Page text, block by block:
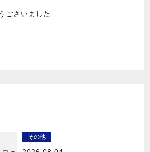
ございました
その他